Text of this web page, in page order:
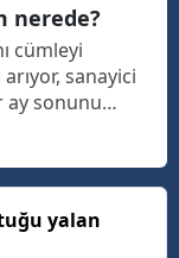
nerede?
cümleyi
sanayici
ay sonunu
hesabını
ev
yalan